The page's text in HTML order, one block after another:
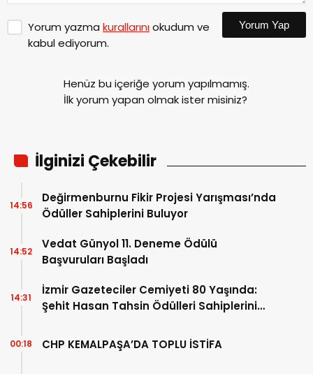
Yorum yazma kurallarınıokudum ve
kabul ediyorum.
Yorum Yap
Henüz bu içeriğe yorum yapılmamış.
İlk yorum yapan olmak ister misiniz?
İlginizi Çekebilir
Değirmenburnu Fikir Projesi Yarışması’nda
Ödüller Sahiplerini Buluyor
14:56
Vedat Günyol 11. Deneme Ödülü
Başvuruları Başladı
14:52
İzmir Gazeteciler Cemiyeti 80 Yaşında:
Şehit Hasan Tahsin Ödülleri Sahiplerini
14:31
CHP KEMALPAŞA’DA TOPLU İSTİFA
00:18